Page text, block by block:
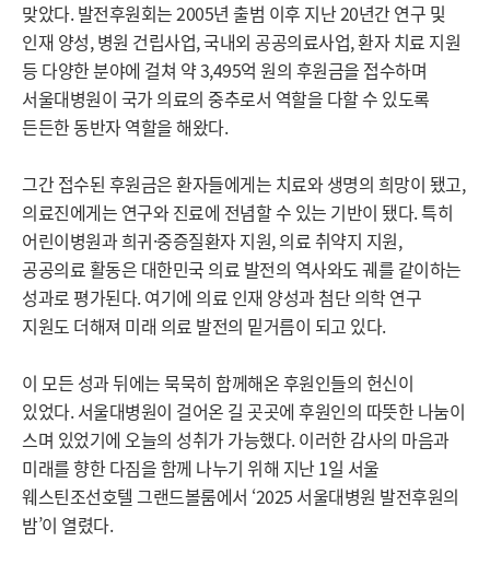
맞았다. 발전후원회는 2005년 출범 이후 지난 20년간 연구 및
인재 양성, 병원 건립사업, 국내외 공공의료사업, 환자 치료 지원
등 다양한 분야에 걸쳐 약 3,495억 원의 후원금을 접수하며
서울대병원이 국가 의료의 중추로서 역할을 다할 수 있도록
든든한 동반자 역할을 해왔다.
그간 접수된 후원금은 환자들에게는 치료와 생명의 희망이 됐고,
의료진에게는 연구와 진료에 전념할 수 있는 기반이 됐다. 특히
어린이병원과 희귀·중증질환자 지원, 의료 취약지 지원,
공공의료 활동은 대한민국 의료 발전의 역사와도 궤를 같이하는
성과로 평가된다. 여기에 의료 인재 양성과 첨단 의학 연구
지원도 더해져 미래 의료 발전의 밑거름이 되고 있다.
이 모든 성과 뒤에는 묵묵히 함께해온 후원인들의 헌신이
있었다. 서울대병원이 걸어온 길 곳곳에 후원인의 따뜻한 나눔이
스며 있었기에 오늘의 성취가 가능했다. 이러한 감사의 마음과
미래를 향한 다짐을 함께 나누기 위해 지난 1일 서울
웨스틴조선호텔 그랜드볼룸에서 ‘2025 서울대병원 발전후원의
밤’이 열렸다.